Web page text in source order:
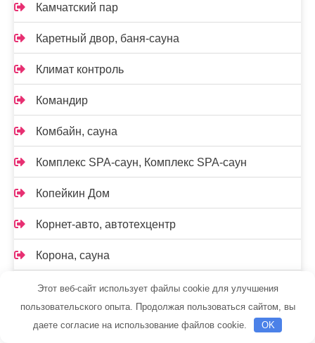
Камчатский пар
Каретный двор, баня-сауна
Климат контроль
Командир
Комбайн, сауна
Комплекс SPA-саун, Комплекс SPA-саун
Копейкин Дом
Корнет-авто, автотехцентр
Корона, сауна
Корт, сауна
Этот веб-сайт использует файлы cookie для улучшения
пользовательского опыта. Продолжая пользоваться сайтом, вы
даете согласие на использование файлов cookie.
OK